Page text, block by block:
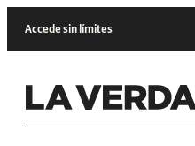
Accede sin límites